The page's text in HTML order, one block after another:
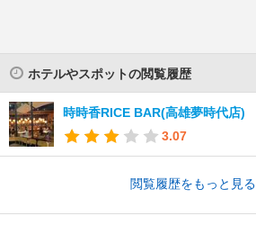
ホテルやスポットの閲覧履歴
時時香RICE BAR(高雄夢時代店)
3.07
閲覧履歴をもっと見る